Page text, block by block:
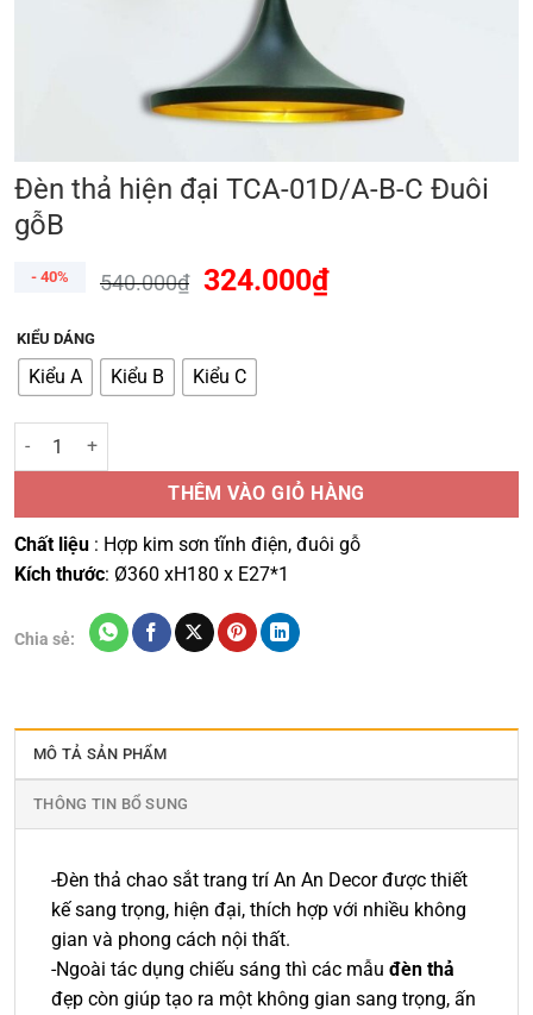
Đèn thả hiện đại TCA-01D/A-B-C Đuôi
gỗB
- 40% 540.000₫ 324.000₫
KIỂU DÁNG
Kiểu A Kiểu B Kiểu C
Đèn thả hiện đại TCA-01D/A-B-C Đuôi gỗB số lượng
THÊM VÀO GIỎ HÀNG
Chất liệu : Hợp kim sơn tĩnh điện, đuôi gỗ
Kích thước: Ø360 xH180 x E27*1
Chia sẻ:
MÔ TẢ SẢN PHẨM
THÔNG TIN BỔ SUNG
-Đèn thả chao sắt trang trí An An Decor được thiết
kế sang trọng, hiện đại, thích hợp với nhiều không
gian và phong cách nội thất.
-Ngoài tác dụng chiếu sáng thì các mẫu đèn thả
đẹp còn giúp tạo ra một không gian sang trọng, ấn